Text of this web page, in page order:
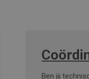
Ben jij